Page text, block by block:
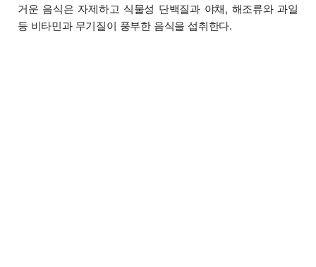
거운 음식은 자제하고 식물성 단백질과 야채, 해조류와 과일
등 비타민과 무기질이 풍부한 음식을 섭취한다.